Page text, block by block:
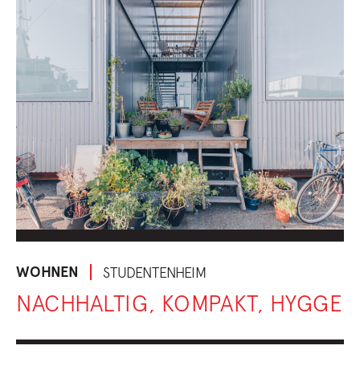
WOHNEN STUDENTENHEIM
NACHHALTIG, KOMPAKT, HYGGE